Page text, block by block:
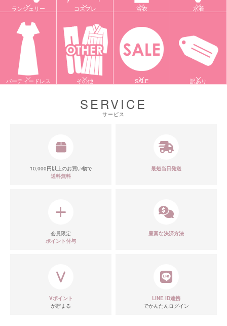
ランジェリー コスプレ 浴衣 水着
パーティードレス その他 SALE 訳あり
SERVICE
サービス
10,000円以上のお買い物で
送料無料
最短当日発送
会員限定
ポイント付与
豊富な決済方法
Vポイント
が貯まる
LINE ID連携
でかんたんログイン